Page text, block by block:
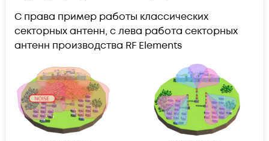
С права пример работы классических
секторных антенн, с лева работа секторных
антенн производства RF Elements